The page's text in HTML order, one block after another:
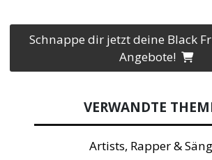
Schnappe dir jetzt deine Black
Angebote!
VERWANDTE
Artists, Rapper &